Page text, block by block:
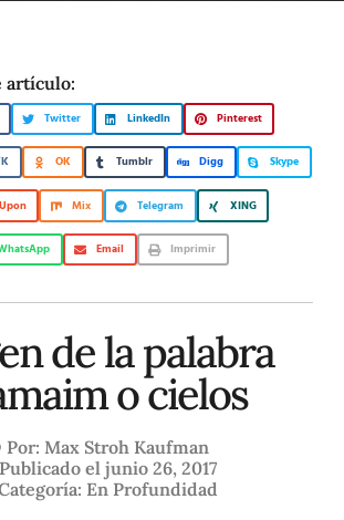
artículo:
Twitter LinkedIn Pinterest
OK Tumblr Digg Skype
Mix Telegram XING
Email Imprimir
de la palabra
o cielos
Por: Max Stroh Kaufman
Publicado el junio 26, 2017
En Profundidad